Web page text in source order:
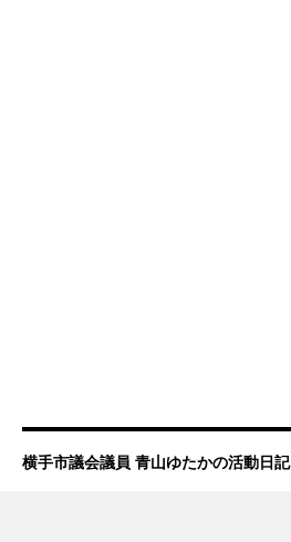
横手市議会議員 青山ゆたかの活動日記